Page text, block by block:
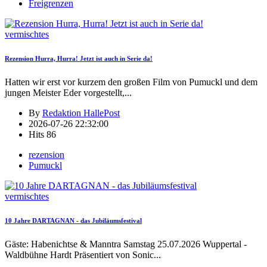
Freigrenzen
vermischtes
Rezension Hurra, Hurra! Jetzt ist auch in Serie da!
Hatten wir erst vor kurzem den großen Film von Pumuckl und dem
jungen Meister Eder vorgestellt,...
By Redaktion HallePost
2026-07-26 22:32:00
Hits 86
rezension
Pumuckl
vermischtes
10 Jahre DARTAGNAN - das Jubiläumsfestival
Gäste: Habenichtse & Manntra Samstag 25.07.2026 Wuppertal -
Waldbühne Hardt Präsentiert von Sonic...